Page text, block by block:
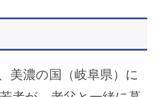
美濃の国（岐阜県）に